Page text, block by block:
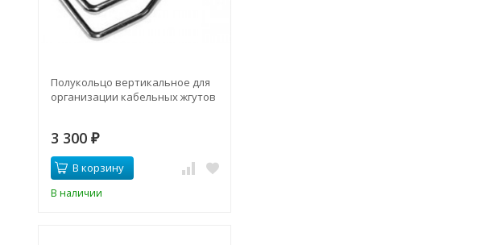
Полукольцо вертикальное для
организации кабельных жгутов
3 300 ₽
В корзину
В наличии